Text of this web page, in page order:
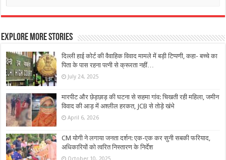
Explore More Stories
दिल्ली हाई कोर्ट की वैवाहिक विवाद मामले में बड़ी टिप्पणी, कहा- बच्चे का
पिता के पास रहना पत्नी से क्रूरता नहीं…
July 24, 2025
मारपीट और छेड़छाड़ की घटना से सहमा गांव: चिखती रही महिला, जमीन
विवाद की आड़ में अश्लील हरकत, JCB से तोड़े खंभे
April 6, 2026
CM योगी ने लगाया जनता दर्शन: एक-एक कर सुनी सबकी फरियाद,
अधिकारियों को त्वरित निस्तारण के निर्देश
October 10, 2025